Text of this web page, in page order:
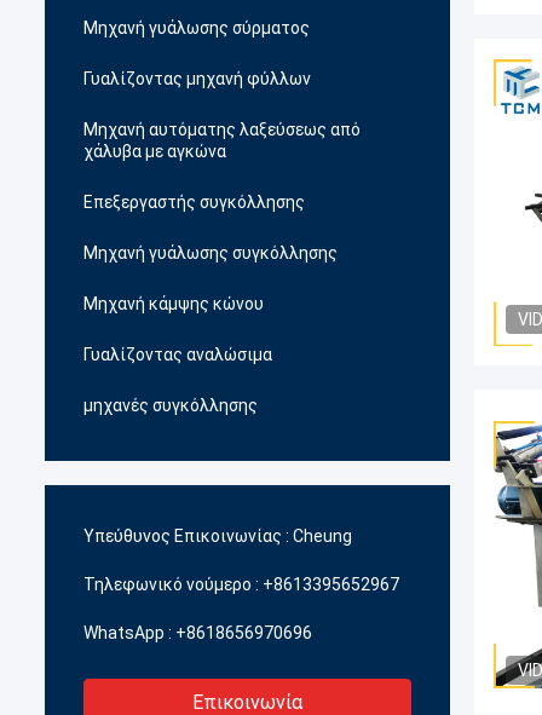
Μηχανή γυάλωσης σύρματος
Γυαλίζοντας μηχανή φύλλων
Μηχανή αυτόματης λαξεύσεως από
χάλυβα με αγκώνα
Επεξεργαστής συγκόλλησης
Μηχανή γυάλωσης συγκόλλησης
Μηχανή κάμψης κώνου
Γυαλίζοντας αναλώσιμα
μηχανές συγκόλλησης
Υπεύθυνος Επικοινωνίας : Cheung
Τηλεφωνικό νούμερο : +8613395652967
WhatsApp : +8618656970696
Επικοινωνία